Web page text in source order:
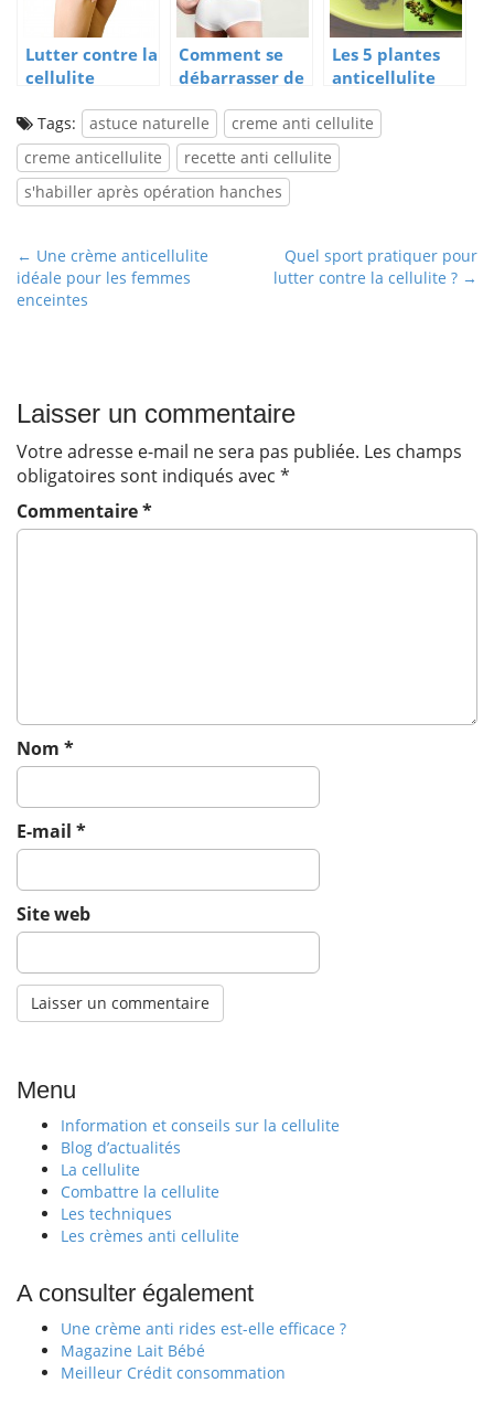
Lutter contre la
cellulite
Comment se
débarrasser de
adipeuse?
Les 5 plantes
anticellulite
Tags: astuce naturelle
creme anti cellulite
creme anticellulite
recette anti cellulite
s'habiller après opération hanches
P
o
s
a
v
i
g
a
← Une crème anticellulite
idéale pour les femmes
enceintes
Quel sport pratiquer pour
lutter contre la cellulite ? →
Laisser un commentaire
Votre adresse e-mail ne sera pas publiée. Les champs
obligatoires sont indiqués avec *
Commentaire*
Nom *
E-mail *
Site web
Menu
Information et conseils sur la cellulite
Blog d’actualités
La cellulite
Combattre la cellulite
Les techniques
Les crèmes anti cellulite
A consulter également
Une crème anti rides est-elle efficace ?
Magazine Lait Bébé
Meilleur Crédit consommation